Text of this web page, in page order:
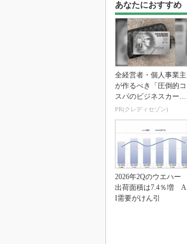
あなたにおすすめ
全経営者・個人事業主
が作るべき「圧倒的コ
スパのビジネスカー
ド」
PR(クレディセゾン)
2026年2Qのウエハー
出荷面積は7.4％増 A
I需要がけん引